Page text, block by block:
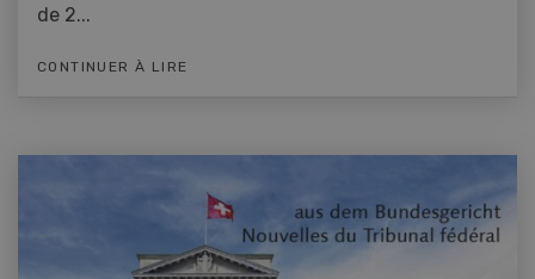
de 2...
CONTINUER À LIRE